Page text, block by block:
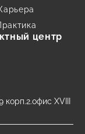
центр
XVIII